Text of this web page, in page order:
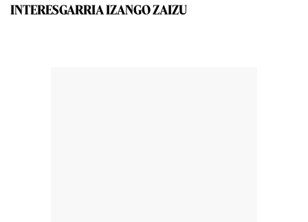
INTERESGARRIA IZANGO ZAIZU